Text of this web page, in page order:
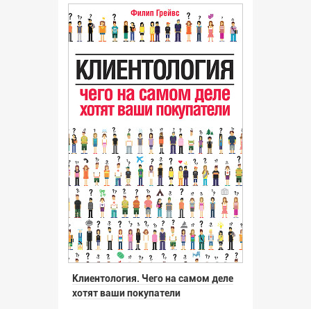
Клиентология. Чего на самом деле
хотят ваши покупатели